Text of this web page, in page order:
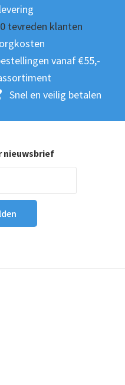
tevreden klanten
vanaf €55,-
Snel en veilig betalen
nieuwsbrief